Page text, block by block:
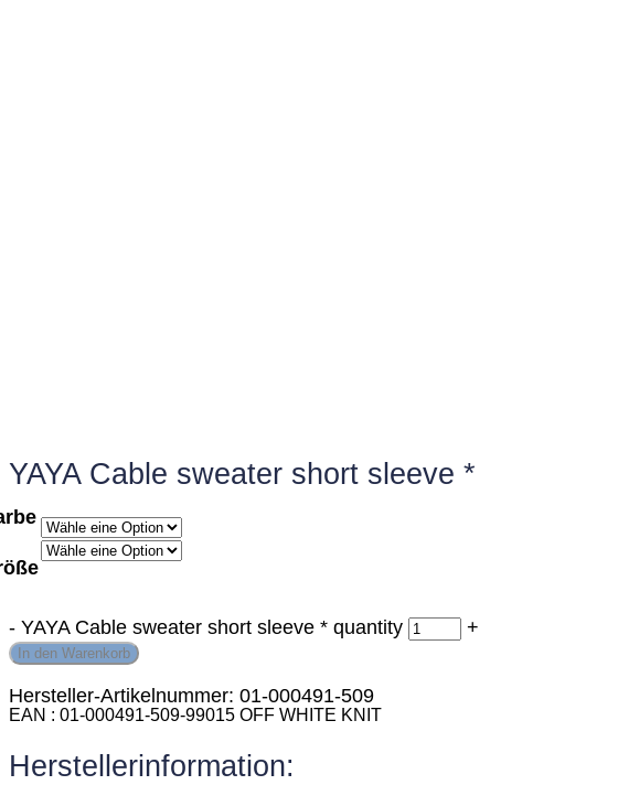
YAYA Cable sweater short sleeve *
- YAYA Cable sweater short sleeve * quantity +
In den Warenkorb
Hersteller-Artikelnummer: 01-000491-509
EAN 01-000491-509-99015 OFF WHITE KNIT
Herstellerinformation: